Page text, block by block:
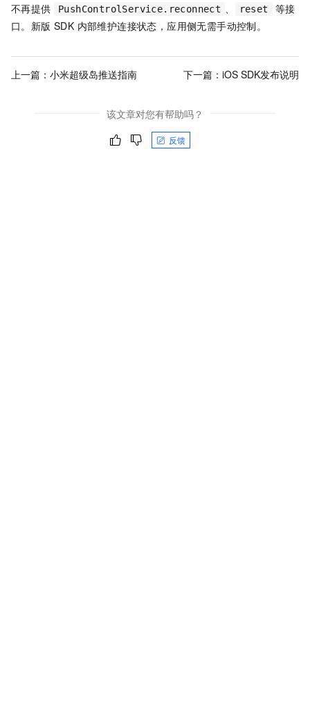
不再提供 PushControlService.reconnect reset
等接
口。新版 SDK 内部维护连接状态，应用侧无需手动控制。
上一篇： 小米超级岛推送指南 下一篇： iOS SDK发布说明
该文章对您有帮助吗？
反馈